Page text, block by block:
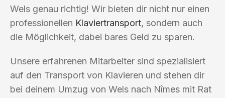
Wels genau richtig! Wir bieten dir nicht nur einen
professionellen Klaviertransport, sondern auch
die Möglichkeit, dabei bares Geld zu sparen.
Unsere erfahrenen Mitarbeiter sind spezialisiert
auf den Transport von Klavieren und stehen dir
bei deinem Umzug von Wels nach Nîmes mit Rat